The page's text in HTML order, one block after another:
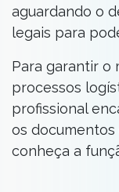
aguardando o
legais para
Para garantir o
processos
profissional
os
conheça a